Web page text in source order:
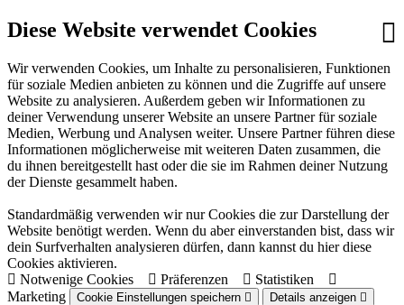
Diese Website verwendet Cookies
Wir verwenden Cookies, um Inhalte zu personalisieren, Funktionen
für soziale Medien anbieten zu können und die Zugriffe auf unsere
Website zu analysieren. Außerdem geben wir Informationen zu
deiner Verwendung unserer Website an unsere Partner für soziale
Medien, Werbung und Analysen weiter. Unsere Partner führen diese
Informationen möglicherweise mit weiteren Daten zusammen, die
du ihnen bereitgestellt hast oder die sie im Rahmen deiner Nutzung
der Dienste gesammelt haben.
Standardmäßig verwenden wir nur Cookies die zur Darstellung der
Website benötigt werden. Wenn du aber einverstanden bist, dass wir
dein Surfverhalten analysieren dürfen, dann kannst du hier diese
Cookies aktivieren.
Notwenige Cookies
Präferenzen
Statistiken
Marketing
Cookie Einstellungen speichern Details anzeigen